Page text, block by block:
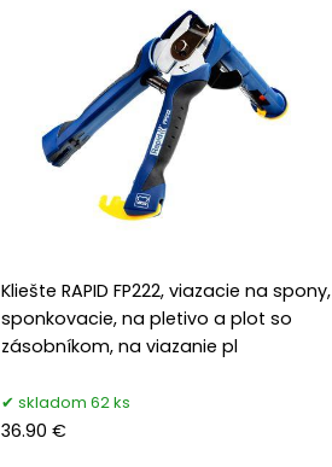
Kliešte RAPID FP222, viazacie na spony,
sponkovacie, na pletivo a plot so
zásobníkom, na viazanie pl
skladom 62 ks
36.90 €